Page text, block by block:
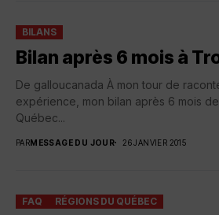
BILANS
Bilan après 6 mois à
De galloucanada À mon tour de
expérience, mon bilan après 6 mois
Québec...
PARMESSAGE DU JOUR 26 JANVIER 2015
FAQ RÉGIONS DU QUÉBEC